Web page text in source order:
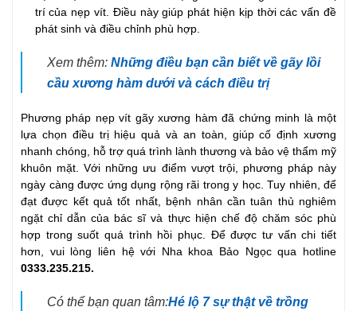
trí của nẹp vít. Điều này giúp phát hiện kịp thời các vấn đề
phát sinh và điều chỉnh phù hợp.
Xem thêm: Những điều bạn cần biết về gãy lồi
cầu xương hàm dưới và cách điều trị
Phương pháp nẹp vít gãy xương hàm đã chứng minh là một
lựa chọn điều trị hiệu quả và an toàn, giúp cố định xương
nhanh chóng, hỗ trợ quá trình lành thương và bảo vệ thẩm mỹ
khuôn mặt. Với những ưu điểm vượt trội, phương pháp này
ngày càng được ứng dụng rộng rãi trong y học. Tuy nhiên, để
đạt được kết quả tốt nhất, bệnh nhân cần tuân thủ nghiêm
ngặt chỉ dẫn của bác sĩ và thực hiện chế độ chăm sóc phù
hợp trong suốt quá trình hồi phục. Để được tư vấn chi tiết
hơn, vui lòng liên hệ với Nha khoa Bảo Ngọc qua hotline
0333.235.215.
Có thể bạn quan tâm:Hé lộ 7 sự thật về trồng